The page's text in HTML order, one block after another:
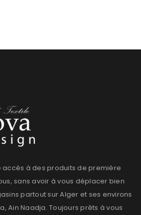
accès à des produits de première
sans avoir à vous déplacer bien
partout sur Alger et ses environs
Ain Naadja. Toujours prêts à vous